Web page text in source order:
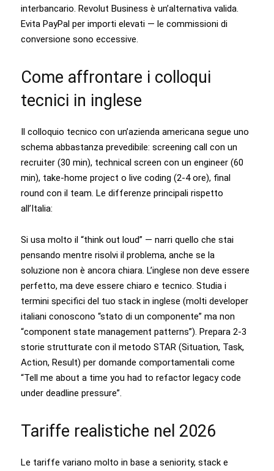
interbancario. Revolut Business è un’alternativa valida.
Evita PayPal per importi elevati — le commissioni di
conversione sono eccessive.
Come affrontare i colloqui
tecnici in inglese
Il colloquio tecnico con un’azienda americana segue uno
schema abbastanza prevedibile: screening call con un
recruiter (30 min), technical screen con un engineer (60
min), take-home project o live coding (2-4 ore), final
round con il team. Le differenze principali rispetto
all’Italia:
Si usa molto il “think out loud” — narri quello che stai
pensando mentre risolvi il problema, anche se la
soluzione non è ancora chiara. L’inglese non deve essere
perfetto, ma deve essere chiaro e tecnico. Studia i
termini specifici del tuo stack in inglese (molti developer
italiani conoscono “stato di un componente” ma non
“component state management patterns”). Prepara 2-3
storie strutturate con il metodo STAR (Situation, Task,
Action, Result) per domande comportamentali come
“Tell me about a time you had to refactor legacy code
under deadline pressure”.
Tariffe realistiche nel 2026
Le tariffe variano molto in base a seniority, stack e